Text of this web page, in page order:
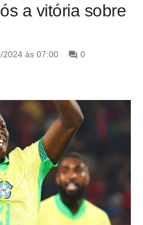
a vitória sobre
2024 às 07:00 0